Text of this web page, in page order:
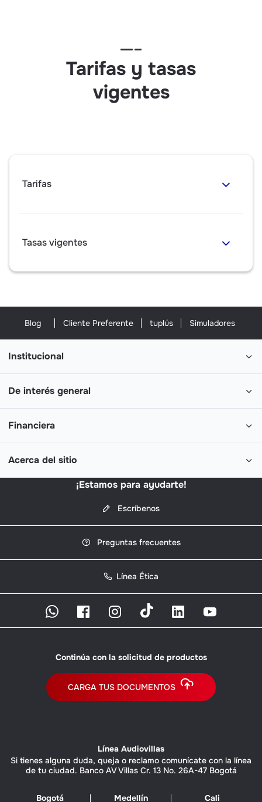
Tarifas y tasas
vigentes
Tarifas
Tasas vigentes
Blog Cliente Preferente tuplús Simuladores
Institucional
De interés general
Financiera
Acerca del sitio
¡Estamos para ayudarte!
Escríbenos
Preguntas frecuentes
Línea Ética
Continúa con la solicitud de productos
CARGA TUS DOCUMENTOS
Línea Audiovillas
Si tienes alguna duda, queja o reclamo comunícate con la línea
de tu ciudad. Banco AV Villas Cr. 13 No. 26A-47 Bogotá
Bogotá Medellín Cali